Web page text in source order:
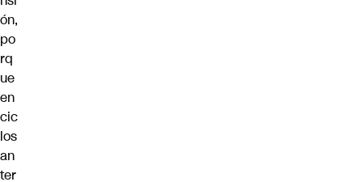
ón,
po
rq
ue
en
cic
los
an
ter